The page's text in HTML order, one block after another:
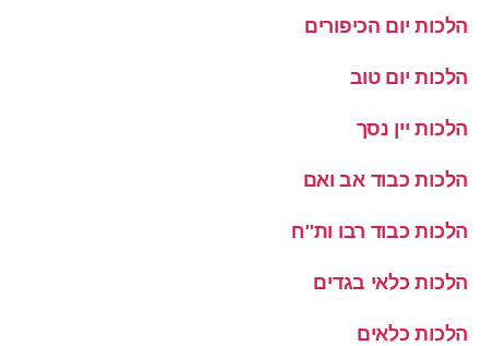
הלכות יום הכיפורים
הלכות יום טוב
הלכות יין נסך
הלכות כבוד אב ואם
הלכות כבוד רבו ות''ח
הלכות כלאי בגדים
הלכות כלאים